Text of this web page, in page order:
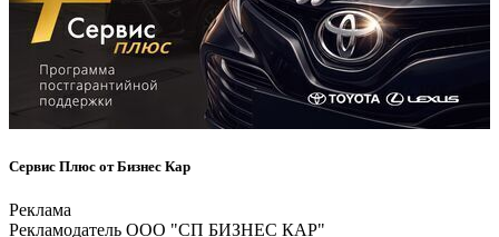
Сервис Плюс от Бизнес Кар
Реклама
Рекламодатель ООО "СП БИЗНЕС КАР"